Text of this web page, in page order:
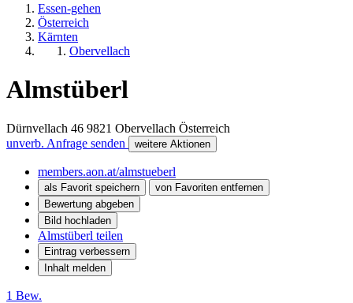
Essen-gehen
Österreich
Kärnten
Obervellach
Almstüberl
Dürnvellach 46 9821 Obervellach Österreich
unverb. Anfrage senden
weitere Aktionen
members.aon.at/almstueberl
als Favorit speichern
von Favoriten entfernen
Bewertung abgeben
Bild hochladen
Almstüberl teilen
Eintrag verbessern
Inhalt melden
1 Bew.